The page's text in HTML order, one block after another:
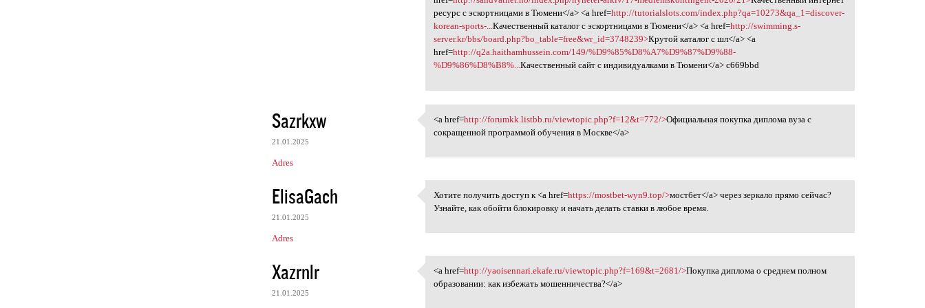
ресурс с эскортницами в Тюмени</a> <a href=http://tutorialslots.com/index.php?qa=10273&qa_1=discover-
korean-sports-...Качественный каталог с эскортницами в Тюмени</a> <a href=http://swimming.s-
server.kr/bbs/board.php?bo_table=free&wr_id=3748239>Крутой каталог с шл</a> <a
href=http://q2a.haithamhussein.com/149/%D9%85%D8%A7%D9%87%D9%88-
%D9%86%D8%B8%...Качественный сайт с индивидуалками в Тюмени</a> c669bbd
Sazrkxw
21.01.2025
Adres
<a href=http://forumkk.listbb
<a href=http://forumkk.listbb.ru/viewtopic.php?f=12&t=772/>Официальная покупка диплома вуза с
сокращенной программой обучения в Москве</a>
ElisaGach
21.01.2025
Adres
Хотите получить доступ к <a
Хотите получить доступ к <a href=https://mostbet-wyn9.top/>мостбет</a> через зеркало прямо сейчас?
Узнайте, как обойти блокировку и начать делать ставки в любое время.
Xazrnlr
21.01.2025
<a href=http://yaoisennari
<a href=http://yaoisennari.ekafe.ru/viewtopic.php?f=169&t=2681/>Покупка диплома о среднем полном
образовании: как избежать мошенничества?</a>